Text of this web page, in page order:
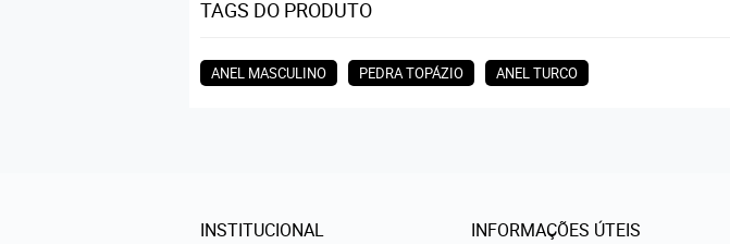
TAGS DO PRODUTO
ANEL MASCULINO PEDRA TOPÁZIO ANEL TURCO
INSTITUCIONAL INFORMAÇÕES ÚTEIS